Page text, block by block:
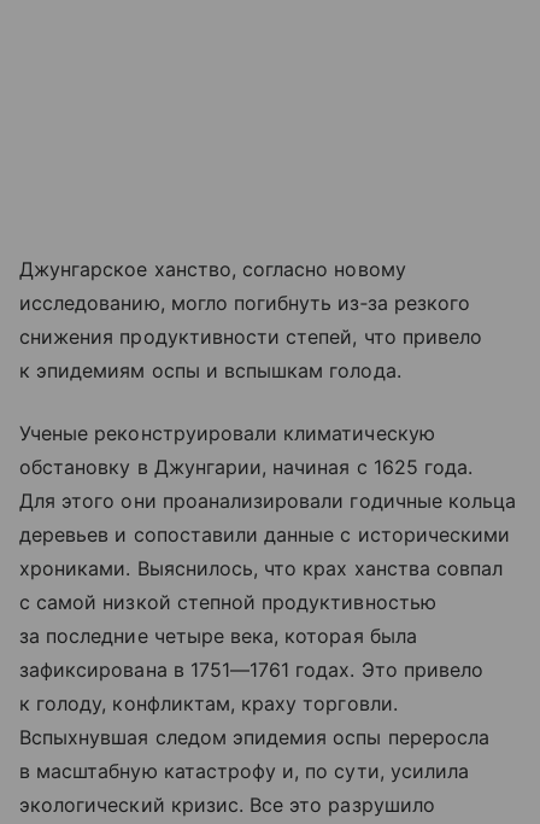
Джунгарское ханство, согласно новому
исследованию, могло погибнуть из‑за резкого
снижения продуктивности степей, что привело
к эпидемиям оспы и вспышкам голода.
Ученые реконструировали климатическую
обстановку в Джунгарии, начиная с 1625 года.
Для этого они проанализировали годичные кольца
деревьев и сопоставили данные с историческими
хрониками. Выяснилось, что крах ханства совпал
с самой низкой степной продуктивностью
за последние четыре века, которая была
зафиксирована в 1751—1761 годах. Это привело
к голоду, конфликтам, краху торговли.
Вспыхнувшая следом эпидемия оспы переросла
в масштабную катастрофу и, по сути, усилила
экологический кризис. Все это разрушило